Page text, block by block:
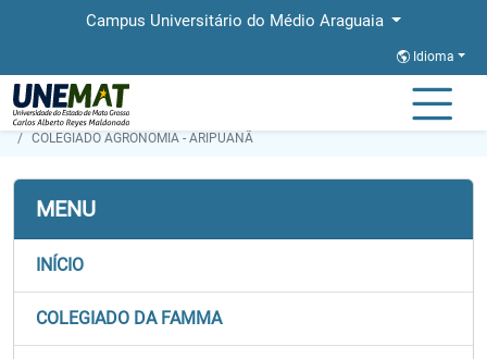
Campus Universitário do Médio Araguaia
Idioma
Página Inicial
COLEGIADO AGRONOMIA - ARIPUANÃ
MENU
INÍCIO
COLEGIADO DA FAMMA